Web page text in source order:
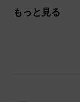
もっと見る